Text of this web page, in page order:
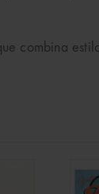
combina